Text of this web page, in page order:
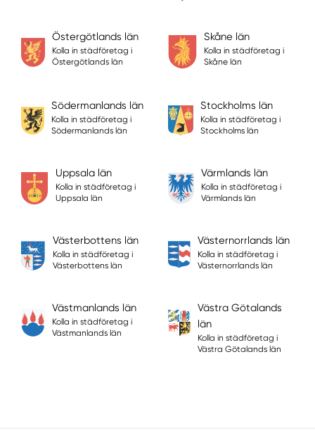
Östergötlands län
Kolla in städföretag i
Östergötlands län
Skåne län
Kolla in städföretag i
Skåne län
Södermanlands län
Kolla in städföretag i
Södermanlands län
Stockholms län
Kolla in städföretag i
Stockholms län
Uppsala län
Kolla in städföretag i
Uppsala län
Värmlands län
Kolla in städföretag i
Värmlands län
Västerbottens län
Kolla in städföretag i
Västerbottens län
Västernorrlands län
Kolla in städföretag i
Västernorrlands län
Västmanlands län
Kolla in städföretag i
Västmanlands län
Västra Götalands
län
Kolla in städföretag i
Västra Götalands län